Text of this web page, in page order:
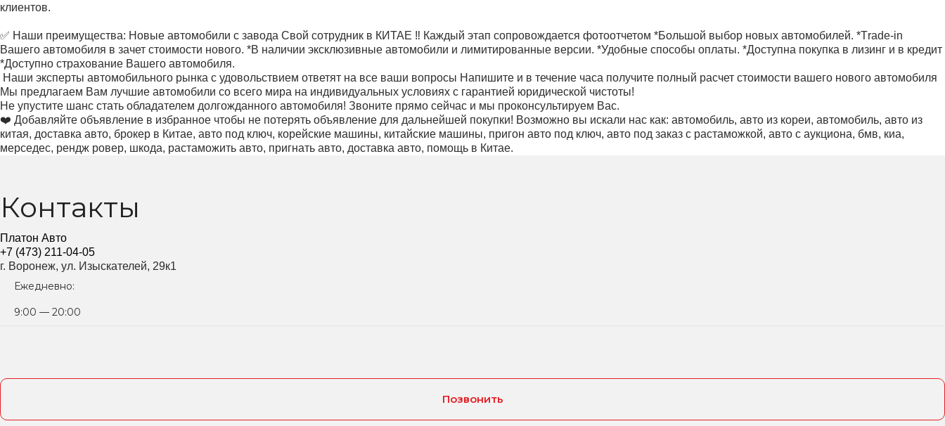
клиентов.
✅️ Наши преимущества: Новые автомобили с завода Свой сотрудник в КИТАЕ ‼️ Каждый этап сопровождается фотоотчетом *Большой выбор новых автомобилей. *Тrаdе-in
Вашего автомобиля в зачет стоимости нового. *В наличии эксклюзивные автомобили и лимитированные версии. *Удобные способы оплаты. *Доступна покупка в лизинг и в кредит
*Доступно страхование Вашего автомобиля.
‍ Наши эксперты автомобильного рынка с удовольствием ответят на все ваши вопросы Напишите и в течение часа получите полный расчет стоимости вашего нового автомобиля
Мы предлагаем Вам лучшие автомобили со всего мира на индивидуальных условиях с гарантией юридической чистоты!
Не упустите шанс стать обладателем долгожданного автомобиля! Звоните прямо сейчас и мы проконсультируем Вас.
❤️ Добавляйте объявление в избранное чтобы не потерять объявление для дальнейшей покупки! Возможно вы искали нас как: автомобиль, авто из кореи, автомобиль, авто из
китая, доставка авто, брокер в Китае, авто под ключ, корейские машины, китайские машины, пригон авто под ключ, авто под заказ с растаможкой, авто с аукциона, бмв, киа,
мерседес, рендж ровер, шкода, растаможить авто, пригнать авто, доставка авто, помощь в Китае.
Контакты
Платон Авто
+7 (473) 211-04-05
г. Воронеж, ул. Изыскателей, 29к1
Ежедневно:
9:00 — 20:00
Позвонить